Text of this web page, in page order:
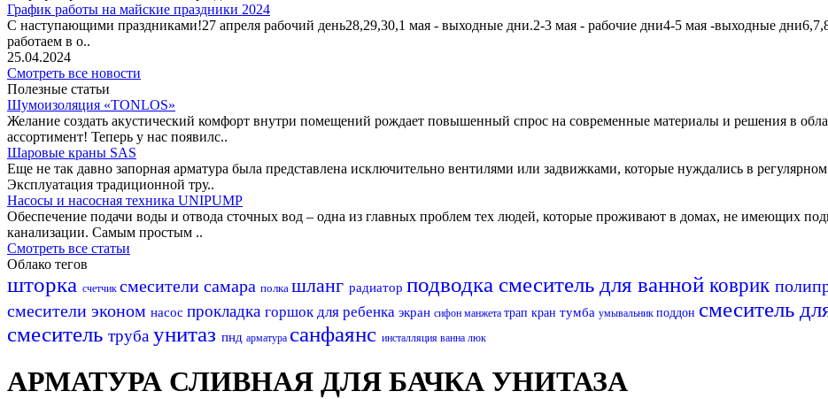
График работы на майские праздники 2024
С наступающими праздниками!27 апреля рабочий день28,29,30,1 мая - выходные дни.2-3 мая - рабочие дни4-5 мая -выходные
работаем в о..
25.04.2024
Смотреть все новости
Полезные статьи
Шумоизоляция «TONLOS»
Желание создать акустический комфорт внутри помещений рождает повышенный спрос на современные материалы и решения в
ассортимент! Теперь у нас появилс..
Шаровые краны SAS
Еще не так давно запорная арматура была представлена исключительно вентилями или задвижками, которые нуждались в
Эксплуатация традиционной тру..
Насосы и насосная техника UNIPUMP
Обеспечение подачи воды и отвода сточных вод – одна из главных проблем тех людей, которые проживают в домах, не имеющих
канализации. Самым простым ..
Смотреть все статьи
Облако тегов
шторка счетчик смесители самара полка шланг радиатор подводка смеситель для ванной коврик
смесители эконом насос прокладка горшок для ребенка экран сифон манжета трап кран тумба умывальник поддон смеситель
смеситель труба унитаз пнд арматура санфаянс инсталляция ванна люк
АРМАТУРА СЛИВНАЯ ДЛЯ БАЧКА УНИТАЗА